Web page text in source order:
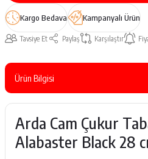
Kargo Bedava Kampanyalı Ürün
Tavsiye Et Paylaş Karşılaştır
Ürün Bilgisi
Arda Cam Çukur
Alabaster Black 28